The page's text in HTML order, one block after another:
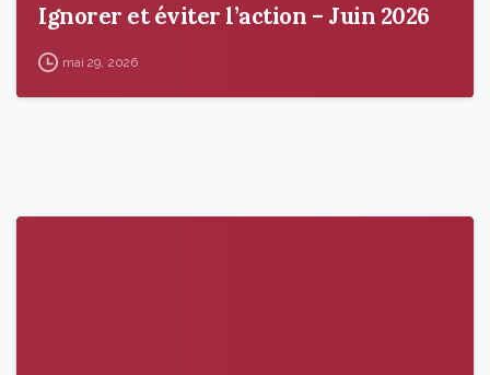
Ignorer et éviter l’action – Juin 2026
mai 29, 2026